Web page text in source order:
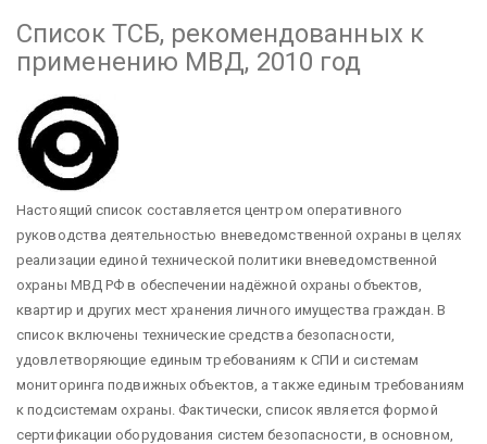
Список ТСБ, рекомендованных к
применению МВД, 2010 год
Настоящий список составляется центром оперативного
руководства деятельностью вневедомственной охраны в целях
реализации единой технической политики вневедомственной
охраны МВД РФ в обеспечении надёжной охраны объектов,
квартир и других мест хранения личного имущества граждан. В
список включены технические средства безопасности,
удовлетворяющие единым требованиям к СПИ и системам
мониторинга подвижных объектов, а также единым требованиям
к подсистемам охраны. Фактически, список является формой
сертификации оборудования систем безопасности, в основном,